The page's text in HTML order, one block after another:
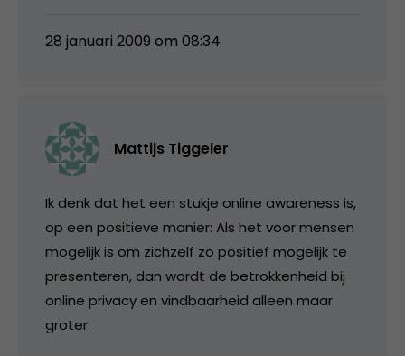
28 januari 2009 om 08:34
Mattijs Tiggeler
Ik denk dat het een stukje online awareness is,
op een positieve manier: Als het voor mensen
mogelijk is om zichzelf zo positief mogelijk te
presenteren, dan wordt de betrokkenheid bij
online privacy en vindbaarheid alleen maar
groter.